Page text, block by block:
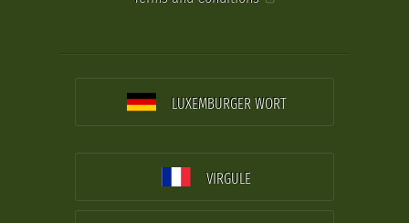
LUXEMBURGER WORT
VIRGULE